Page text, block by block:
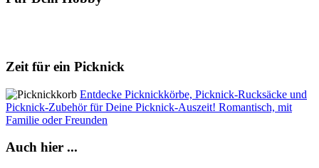
Zeit für ein Picknick
Entdecke Picknickkörbe, Picknick-Rucksäcke und
Picknick-Zubehör für Deine Picknick-Auszeit! Romantisch, mit
Familie oder Freunden
Auch hier ...